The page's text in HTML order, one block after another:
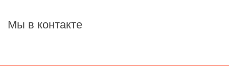
Мы в контакте